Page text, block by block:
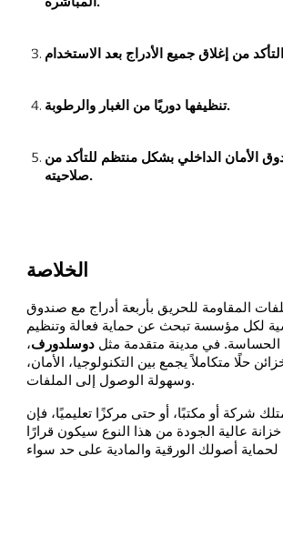
تنظيفها دوريًا من الغبار والرطوبة.
الأمان الداخلي بشكل منتظم للتأكد من
صلاحيته.
الخلاصة
المقاومة للحريق بأربعة أدراج مع صندوق
لكل مؤسسة تبحث عن حماية فعالة وتنظيم
الحساسة. في مدينة متقدمة مثل دوسلدورف،
حلًا متكاملاً يجمع بين التكنولوجيا، الأمان،
وسهولة الوصول إلى الملفات.
شركة أو مكتبًا، أو حتى مركزًا تعليميًا، فإن
عالية الجودة من هذا النوع سيكون قرارًا